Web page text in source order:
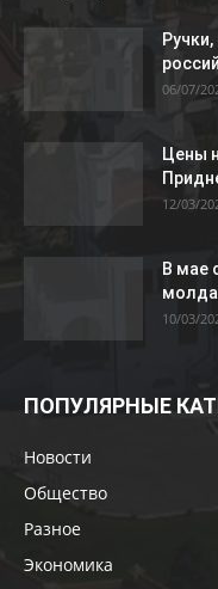
06/07/
Цены
12/03/
В мае
10/03/
ПОПУЛЯРНЫЕ
Новости
Общество
Разное
Экономика